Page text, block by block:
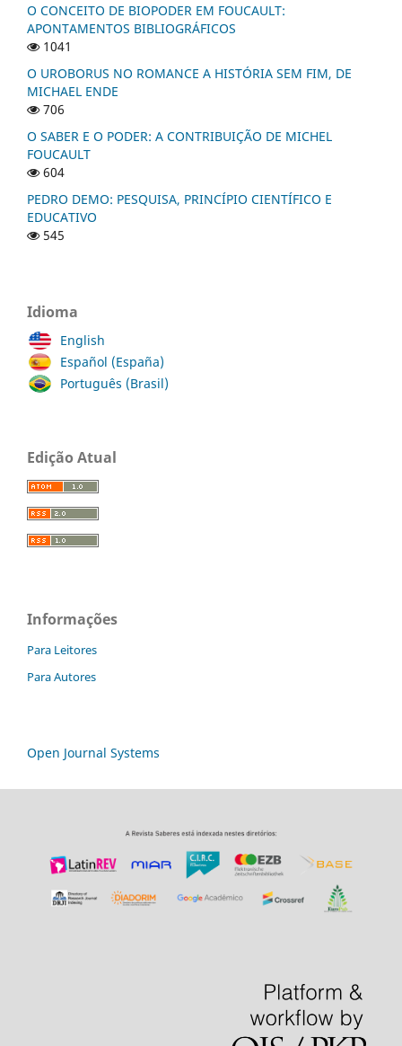
O CONCEITO DE BIOPODER EM FOUCAULT:
APONTAMENTOS BIBLIOGRÁFICOS
1041
O UROBORUS NO ROMANCE A HISTÓRIA SEM FIM, DE
MICHAEL ENDE
706
O SABER E O PODER: A CONTRIBUIÇÃO DE MICHEL
FOUCAULT
604
PEDRO DEMO: PESQUISA, PRINCÍPIO CIENTÍFICO E
EDUCATIVO
545
Idioma
English
Español (España)
Português (Brasil)
Edição Atual
Informações
Para Leitores
Para Autores
Open Journal Systems